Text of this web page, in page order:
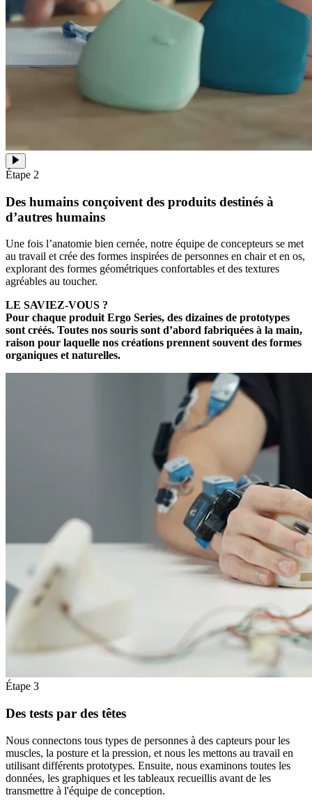
Étape 2
Des humains conçoivent des produits destinés à
d’autres humains
Une fois l’anatomie bien cernée, notre équipe de concepteurs se met
au travail et crée des formes inspirées de personnes en chair et en os,
explorant des formes géométriques confortables et des textures
agréables au toucher.
LE SAVIEZ-VOUS ?
Pour chaque produit Ergo Series, des dizaines de prototypes
sont créés. Toutes nos souris sont d’abord fabriquées à la main,
raison pour laquelle nos créations prennent souvent des formes
organiques et naturelles.
Étape 3
Des tests par des têtes
Nous connectons tous types de personnes à des capteurs pour les
muscles, la posture et la pression, et nous les mettons au travail en
utilisant différents prototypes. Ensuite, nous examinons toutes les
données, les graphiques et les tableaux recueillis avant de les
transmettre à l'équipe de conception.